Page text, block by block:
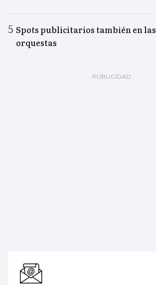
Spots publicitarios también en las
orquestas